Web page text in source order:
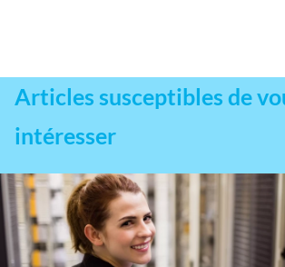
Articles susceptibles de
intéresser